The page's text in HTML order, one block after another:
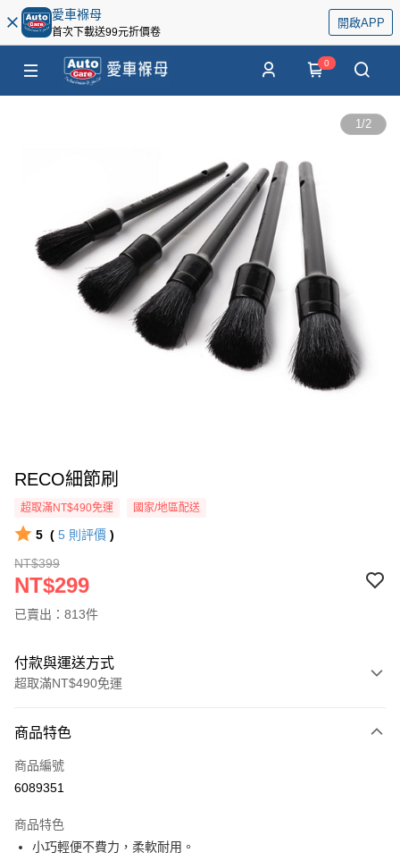
愛車褓母
首次下載送99元折價卷
開啟APP
0
1/2
RECO細節刷
超取滿NT$490免運 國家/地區配送
5 ( 5 則評價 )
NT$399
NT$299
已賣出：813件
付款與運送方式
超取滿NT$490免運
信用卡一次付款
信用卡分期付款
合作金庫商業銀行
華南商業銀行
超商取貨付款
商品特色
商品編號
6089351
商品特色
小巧輕便不費力，柔軟耐用。